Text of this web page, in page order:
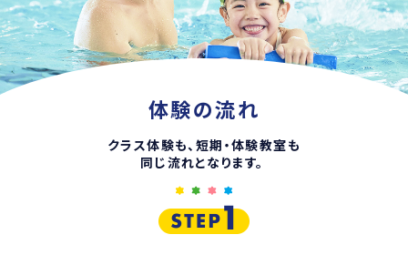
体験の流れ
クラス体験も、短期・体験教室も
同じ流れとなります。